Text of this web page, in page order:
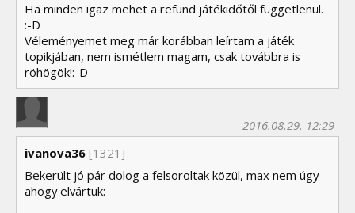
Ha minden igaz mehet a refund játékidőtől függetlenül.
:-D
Véleményemet meg már korábban leírtam a játék
topikjában, nem ismétlem magam, csak továbbra is
röhögök!:-D
ivanova36
2016.08.29. 12:29
[1321]
Bekerült jó pár dolog a felsoroltak közül, max nem úgy
ahogy elvártuk: